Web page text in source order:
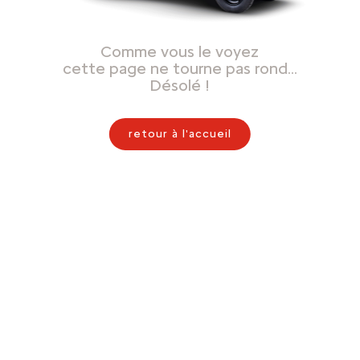
Comme vous le voyez
cette page ne tourne pas rond…
Désolé !
retour à l'accueil